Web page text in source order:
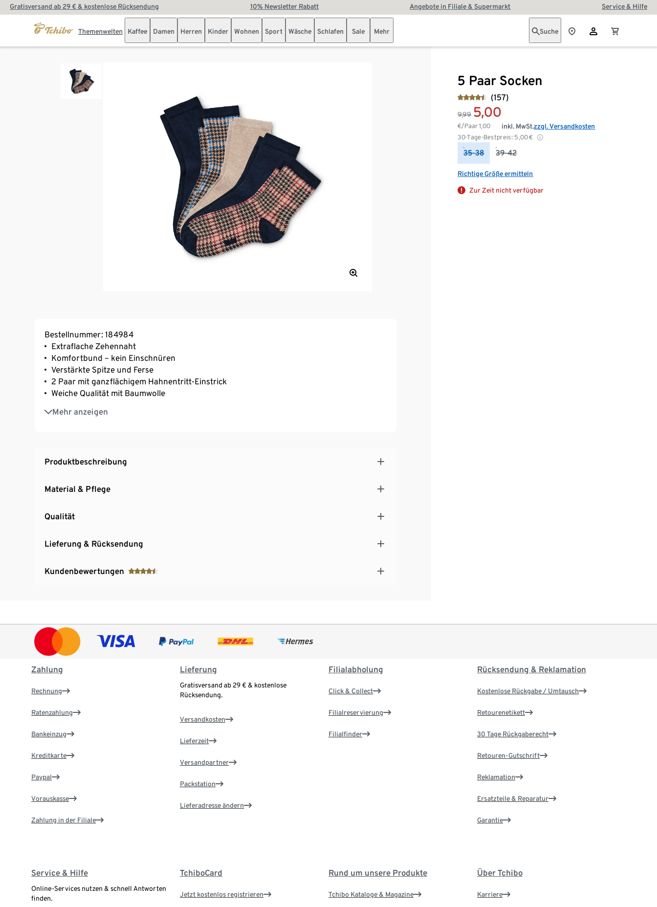
Gratisversand ab 29 € & kostenlose Rücksendung 10% Newsletter Rabatt Angebote in Filiale & Supermarkt Service & Hilfe
Themenwelten Kaffee Damen Herren Kinder Wohnen Sport Wäsche Schlafen Sale Mehr Suche
5 Paar Socken
(157)
9,99 5,00
€/Paar1,00
30-Tage-Bestpreis: 5,00€
inkl. MwSt.zzgl. Versandkosten
35-38 39-42
Richtige Größe ermitteln
Zur Zeit nicht verfügbar
Bestellnummer: 184984
Extraflache Zehennaht
Komfortbund – kein Einschnüren
Verstärkte Spitze und Ferse
2 Paar mit ganzflächigem Hahnentritt-Einstrick
Weiche Qualität mit Baumwolle
Mehr anzeigen
Mit Elasthan: formbeständig, perfekter Sitz, hoher Tragekomfort
Produktbeschreibung
Material & Pflege
Qualität
Lieferung & Rücksendung
Kundenbewertungen
Zahlung
Rechnung
Ratenzahlung
Bankeinzug
Kreditkarte
Paypal
Vorauskasse
Zahlung in der Filiale
Lieferung
Gratisversand ab 29 € & kostenlose
Rücksendung.
Versandkosten
Lieferzeit
Versandpartner
Packstation
Lieferadresse ändern
Filialabholung
Click & Collect
Filialreservierung
Filialfinder
Rücksendung & Reklamation
Kostenlose Rückgabe / Umtausch
Retourenetikett
30 Tage Rückgaberecht
Retouren-Gutschrift
Reklamation
Ersatzteile & Reparatur
Garantie
Service & Hilfe
Online-Services nutzen & schnell Antworten
finden.
TchiboCard
Jetzt kostenlos registrieren
Rund um unsere Produkte
Tchibo Kataloge & Magazine
Über Tchibo
Karriere